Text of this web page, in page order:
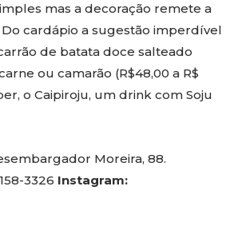
mas a decoração remete a
cardápio a sugestão imperdível
de batata doce salteado
ou camarão (R$48,00 a R$
o Caipiroju, um drink com Soju
Moreira, 88.
3326 Instagram: